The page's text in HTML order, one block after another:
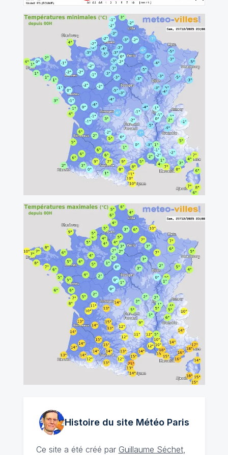
Histoire du site MétéoParis
Ce site a été créé par Guillaume Séchet,